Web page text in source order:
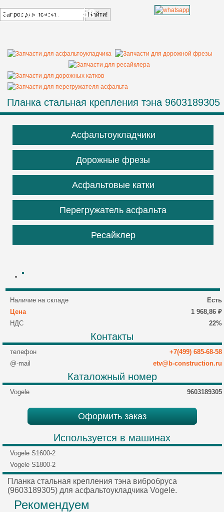
+7 499 685 68 58
Планка стальная крепления тэна 9603189305
Асфальтоукладчики
Дорожные фрезы
Асфальтовые катки
Перегружатель асфальта
Ресайклер
Наличие на складе
Есть
Цена
1 968,86 ₽
НДС
22%
Контакты
телефон
+7(499) 685-68-58
@-mail
etv@b-construction.ru
Каталожный номер
Vogele 9603189305
Оформить заказ
Используется в машинах
Vogele S1600-2
Vogele S1800-2
Планка стальная крепления тэна вибробруса
(9603189305) для асфальтоукладчика Vogele.
Рекомендуем